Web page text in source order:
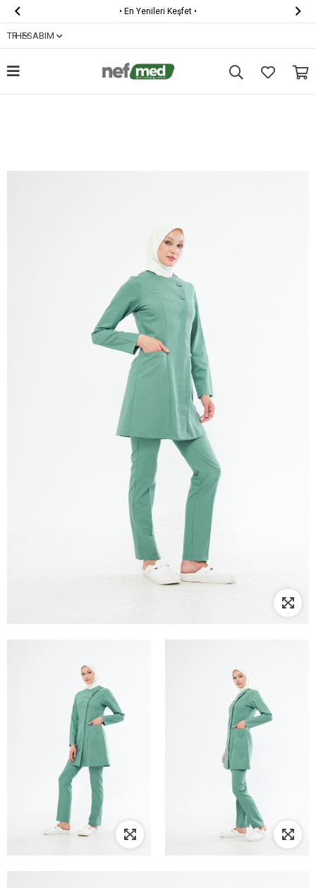
 •KARGO ÜCRETSİZ• 
TRHESABIM